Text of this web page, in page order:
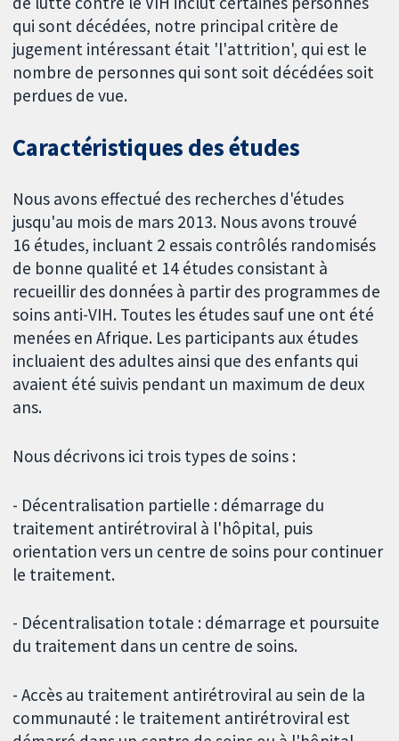
qui sont décédées, notre principal critère de
jugement intéressant était 'l'attrition', qui est le
nombre de personnes qui sont soit décédées soit
perdues de vue.
Caractéristiques des études
Nous avons effectué des recherches d'études
jusqu'au mois de mars 2013. Nous avons trouvé
16 études, incluant 2 essais contrôlés randomisés
de bonne qualité et 14 études consistant à
recueillir des données à partir des programmes de
soins anti-VIH. Toutes les études sauf une ont été
menées en Afrique. Les participants aux études
incluaient des adultes ainsi que des enfants qui
avaient été suivis pendant un maximum de deux
ans.
Nous décrivons ici trois types de soins :
- Décentralisation partielle : démarrage du
traitement antirétroviral à l'hôpital, puis
orientation vers un centre de soins pour continuer
le traitement.
- Décentralisation totale : démarrage et poursuite
du traitement dans un centre de soins.
- Accès au traitement antirétroviral au sein de la
communauté : le traitement antirétroviral est